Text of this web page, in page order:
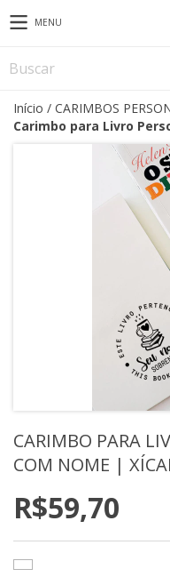
MENU
Início / CARIMBOS
Carimbo para Livro
CARIMBO PARA
COM NOME |
R$59,70